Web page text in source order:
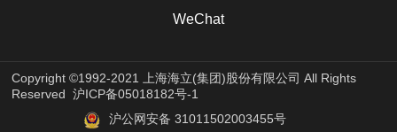
WeChat
Copyright ©1992-2021 上海海立(集团)股份有限公司 All Rights
Reserved沪ICP备05018182号-1
沪公网安备 31011502003455号